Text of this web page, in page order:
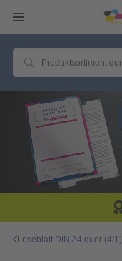
Loseblatt DIN A4 quer (4/1)